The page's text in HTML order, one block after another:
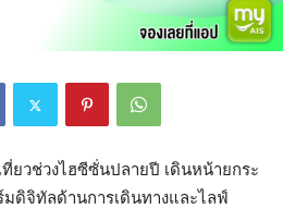
ยวช่วงไฮซีซั่นปลายปี เดินหน้ายกระ
ดิจิทัลด้านการเดินทางและไลฟ์